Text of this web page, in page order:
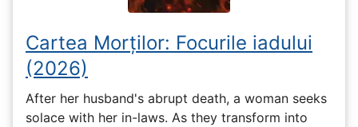
Cartea Morților: Focurile iadului
(2026)
After her husband's abrupt death, a woman seeks
solace with her in-laws. As they transform into